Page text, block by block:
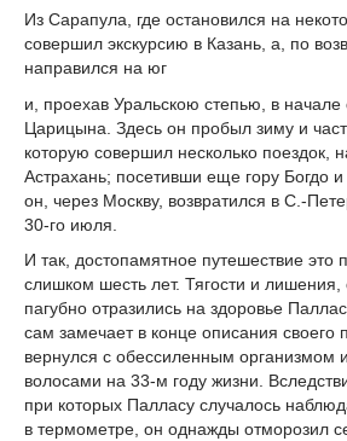
Из Сарапула, где остановился на
совершил экскурсию в Казань, а, по
направился на юг
и, проехав Уральскою степью, в начале
Царицына. Здесь он пробыл зиму и
которую совершил несколько поездок,
Астрахань; посетивши еще гору Богдо
он, через Москву, возвратился в С.-
30-го июля.
И так, достопамятное путешествие это
слишком шесть лет. Тягости и
пагубно отразились на здоровье
сам замечает в конце описания своего
вернулся с обессиленным
волосами на 33-м году жизни.
при которых Палласу случалось
в термометре, он однажды отморозил